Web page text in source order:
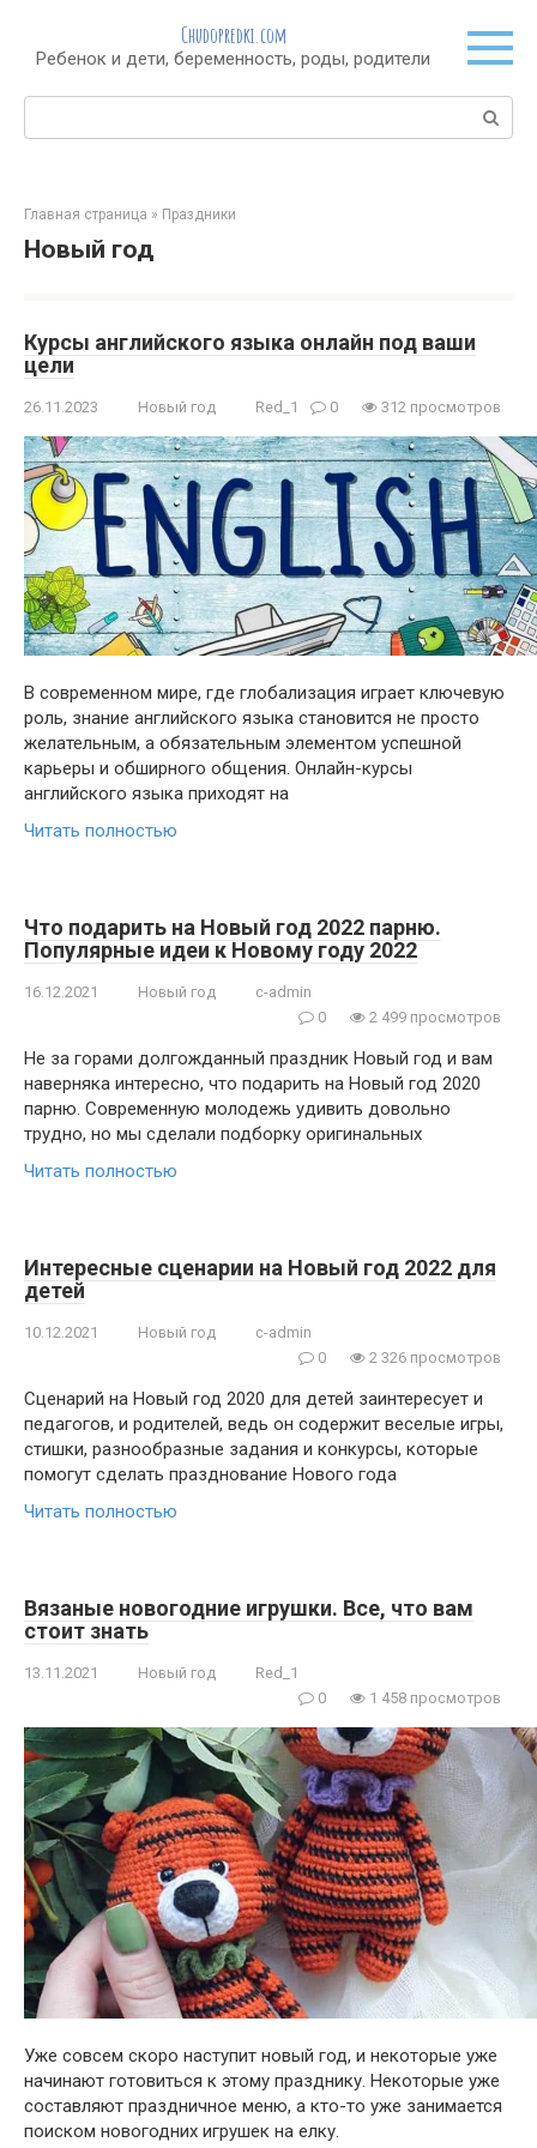
контенту
Chudopredki.com
Ребенок и дети, беременность, роды, родители
Поиск:
Главная страница » Праздники
Новый год
Курсы английского языка онлайн под ваши
цели
26.11.2023 Новый год Red_1 0 312 просмотров
В современном мире, где глобализация играет ключевую
роль, знание английского языка становится не просто
желательным, а обязательным элементом успешной
карьеры и обширного общения. Онлайн-курсы
английского языка приходят на
Читать полностью
Что подарить на Новый год 2022 парню.
Популярные идеи к Новому году 2022
16.12.2021 Новый год
c-admin
0
2 499 просмотров
Не за горами долгожданный праздник Новый год и вам
наверняка интересно, что подарить на Новый год 2020
парню. Современную молодежь удивить довольно
трудно, но мы сделали подборку оригинальных
Читать полностью
Интересные сценарии на Новый год 2022 для
детей
10.12.2021 Новый год
c-admin
0
2 326 просмотров
Сценарий на Новый год 2020 для детей заинтересует и
педагогов, и родителей, ведь он содержит веселые игры,
стишки, разнообразные задания и конкурсы, которые
помогут сделать празднование Нового года
Читать полностью
Вязаные новогодние игрушки. Все, что вам
стоит знать
13.11.2021 Новый год
Red_1
0
1 458 просмотров
Уже совсем скоро наступит новый год, и некоторые уже
начинают готовиться к этому празднику. Некоторые уже
составляют праздничное меню, а кто-то уже занимается
поиском новогодних игрушек на елку.